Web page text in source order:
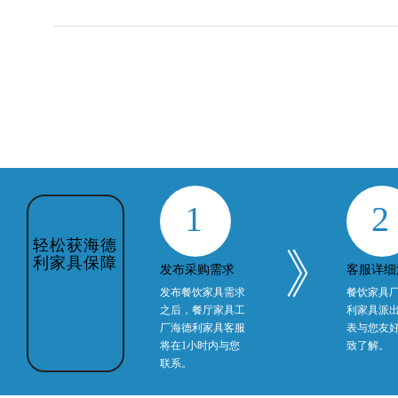
轻松获海德
利家具保障
1
发布采购需求
发布餐饮家具需求
之后，餐厅家具工
厂海德利家具客服
将在1小时内与您
联系。
》
2
客服详
餐饮家具
利家具派
表与您友
致了解。